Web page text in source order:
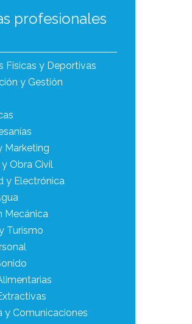
profesionales
Físicas y Deportivas
y Gestión
Marketing
Obra Civil
y Electrónica
Mecánica
Turismo
y Comunicaciones